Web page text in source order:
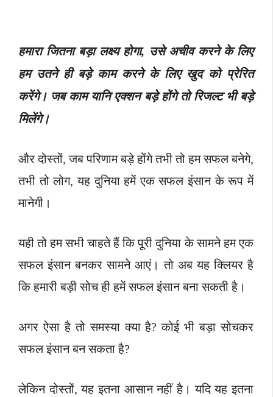
हमारा जितना बड़ा लक्ष्य होगा, उसे अचीव करने के लिए
हम उतने ही बड़े काम करने के लिए खुद को प्रेरित
करेंगे। जब काम यानि एक्शन बड़े होंगे तो रिजल्ट भी बड़े
मिलेंगे।
और दोस्तों, जब परिणाम बड़े होंगे तभी तो हम सफल बनेगे,
तभी तो लोग, यह दुनिया हमें एक सफल इंसान के रूप में
मानेगी।
यही तो हम सभी चाहते हैं कि पूरी दुनिया के सामने हम एक
सफल इंसान बनकर सामने आएं। तो अब यह क्लियर है
कि हमारी बड़ी सोच ही हमें सफल इंसान बना सकती है।
अगर ऐसा है तो समस्या क्या है? कोई भी बड़ा सोचकर
सफल इंसान बन सकता है?
लेकिन दोस्तों, यह इतना आसान नहीं है। यदि यह इतना